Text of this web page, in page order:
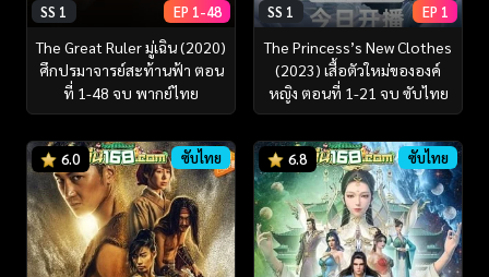
SS 1 EP 1-48
The Great Ruler มู่เฉิน (2020)
ศึกปรมาจารย์สะท้านฟ้า ตอน
ที่ 1-48 จบ พากย์ไทย
SS 1 EP 1
The Princess’s New Clothes
(2023) เสื้อตัวใหม่ขององค์
หญิง ตอนที่ 1-21 จบ ซับไทย
6.0 ซับไทย 6.8 ซับไทย